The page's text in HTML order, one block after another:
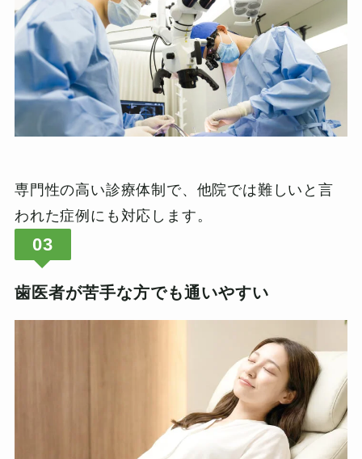
専門性の高い診療体制で、他院では難しいと言
われた症例にも対応します。
03
歯医者が苦手な方でも通いやすい